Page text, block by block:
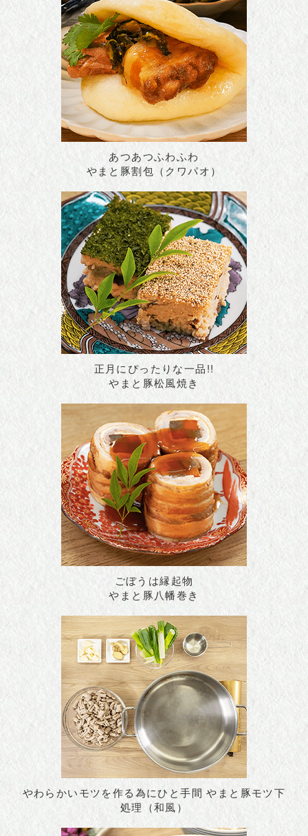
あつあつふわふわ
やまと豚割包（クワパオ）
正月にぴったりな一品!!
やまと豚松風焼き
ごぼうは縁起物
やまと豚八幡巻き
やわらかいモツを作る為にひと手間 やまと豚モツ下
処理（和風）